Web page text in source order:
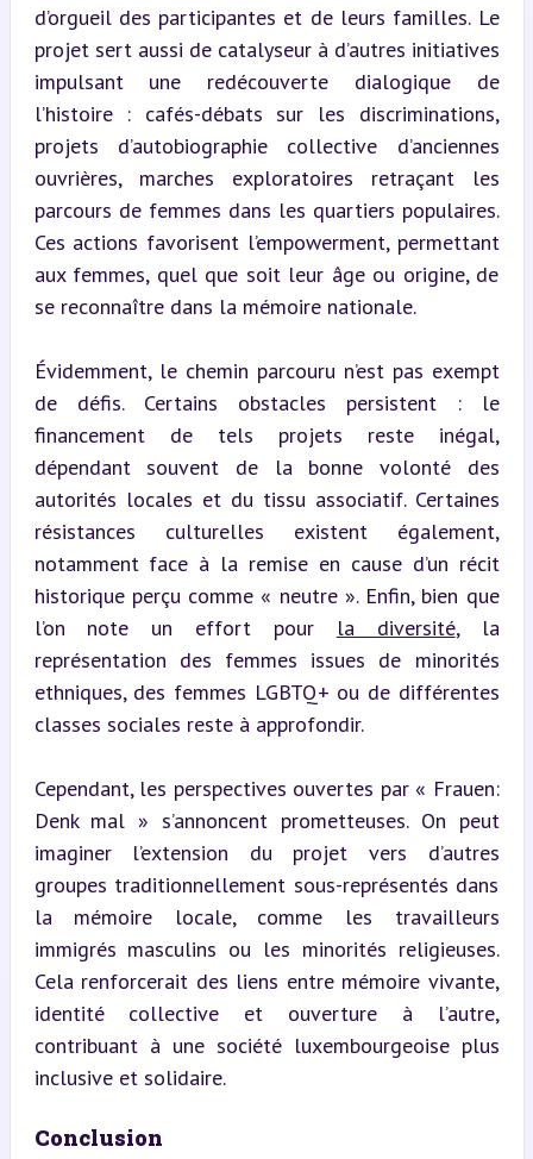
d’orgueil des participantes et de leurs familles. Le
projet sert aussi de catalyseur à d’autres initiatives
impulsant une redécouverte dialogique de
l’histoire : cafés-débats sur les discriminations,
projets d’autobiographie collective d’anciennes
ouvrières, marches exploratoires retraçant les
parcours de femmes dans les quartiers populaires.
Ces actions favorisent l’empowerment, permettant
aux femmes, quel que soit leur âge ou origine, de
se reconnaître dans la mémoire nationale.
Évidemment, le chemin parcouru n’est pas exempt
de défis. Certains obstacles persistent : le
financement de tels projets reste inégal,
dépendant souvent de la bonne volonté des
autorités locales et du tissu associatif. Certaines
résistances culturelles existent également,
notamment face à la remise en cause d’un récit
historique perçu comme « neutre ». Enfin, bien que
l’on note un effort pour la diversité, la
représentation des femmes issues de minorités
ethniques, des femmes LGBTQ+ ou de différentes
classes sociales reste à approfondir.
Cependant, les perspectives ouvertes par « Frauen:
Denk mal » s’annoncent prometteuses. On peut
imaginer l’extension du projet vers d’autres
groupes traditionnellement sous-représentés dans
la mémoire locale, comme les travailleurs
immigrés masculins ou les minorités religieuses.
Cela renforcerait des liens entre mémoire vivante,
identité collective et ouverture à l’autre,
contribuant à une société luxembourgeoise plus
inclusive et solidaire.
Conclusion